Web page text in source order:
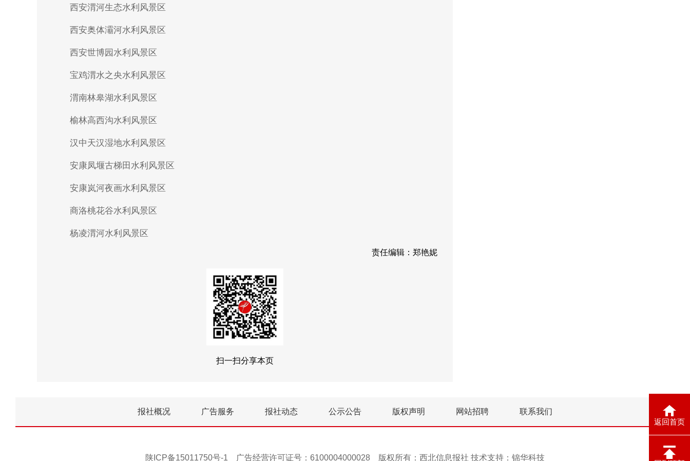
返回首页
西安渭河生态水利风景区
西安奥体灞河水利风景区
西安世博园水利风景区
宝鸡渭水之央水利风景区
渭南林皋湖水利风景区
榆林高西沟水利风景区
汉中天汉湿地水利风景区
安康凤堰古梯田水利风景区
安康岚河夜画水利风景区
商洛桃花谷水利风景区
杨凌渭河水利风景区
责任编辑：郑艳妮
扫一扫分享本页
报社概况 广告服务 报社动态 公示公告 版权声明 网站招聘 联系我们
陕ICP备15011750号-1 广告经营许可证号：6100004000028 版权所有：西北信息报社 技术支持： 锦华科技